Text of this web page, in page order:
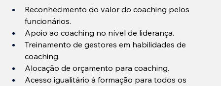
Reconhecimento do valor do coaching pelos
funcionários.
Apoio ao coaching no nível de liderança.
Treinamento de gestores em habilidades de
coaching.
Alocação de orçamento para coaching.
Acesso igualitário à formação para todos os